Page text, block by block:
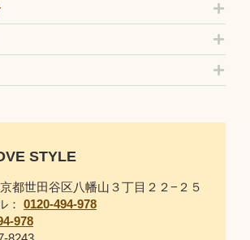
STYLE
都世田谷区八幡山３丁目２２−２５
： 0120-494-978
978